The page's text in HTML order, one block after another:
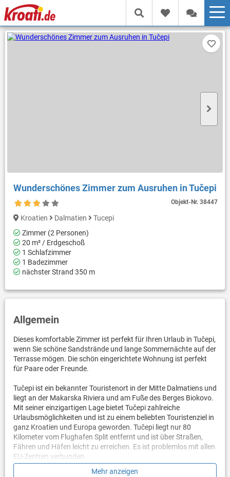
Wunderschönes Zimmer zum Ausruhen in Tučepi
Objekt-Nr.38447
Kroatien Dalmatien
Tucepi
Zimmer (2 Personen)
20 m² / Erdgeschoß
1 Schlafzimmer
1 Badezimmer
nächster Strand 350 m
Allgemein
Dieses komfortable Zimmer ist perfekt für Ihren Urlaub in Tučepi,
wenn Sie schöne Sandstrände und lange Sommernächte auf der
Terrasse mögen. Die schön eingerichtete Wohnung ist perfekt
für Paare oder Freunde.
Tučepi ist ein bekannter Touristenort in der Mitte Dalmatiens und
liegt an der Makarska Riviera und am Fuße des Berges Biokovo.
Mit seiner einzigartigen Lage bietet Tučepi zahlreiche
Urlaubsmöglichkeiten und ist zu einem beliebten Touristenziel in
ganz Kroatien und Europa geworden. Tučepi liegt nur 80
Kilometer vom Flughafen Split entfernt und ist über Straßen,
Fähren und Häfen leicht zu erreichen. Es ist problemlos mit allen
EU-Zentren verbunden.
Mehr anzeigen